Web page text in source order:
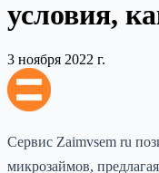
условия,
3 ноября 2022 г.
Сервис Zaimvsem ru
микрозаймов,